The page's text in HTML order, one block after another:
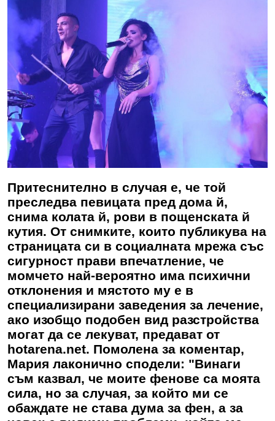
Притеснително в случая е, че той
преследва певицата пред дома й,
снима колата й, рови в пощенската й
кутия. От снимките, които публикува на
страницата си в социалната мрежа със
сигурност прави впечатление, че
момчето най-вероятно има психични
отклонения и мястото му е в
специализирани заведения за лечение,
ако изобщо подобен вид разстройства
могат да се лекуват, предават от
hotarena.net. Помолена за коментар,
Мария лаконично сподели: "Винаги
съм казвал, че моите фенове са моята
сила, но за случая, за който ми се
обаждате не става дума за фен, а за